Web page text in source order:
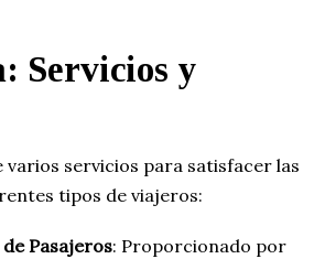
Servicios y
varios servicios para satisfacer las
tipos de viajeros:
Pasajeros: Proporcionado por